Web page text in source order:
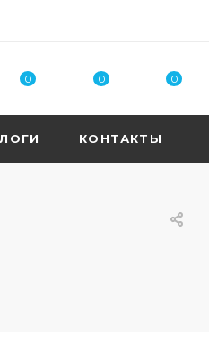
0 0 0
КОНТАКТЫ